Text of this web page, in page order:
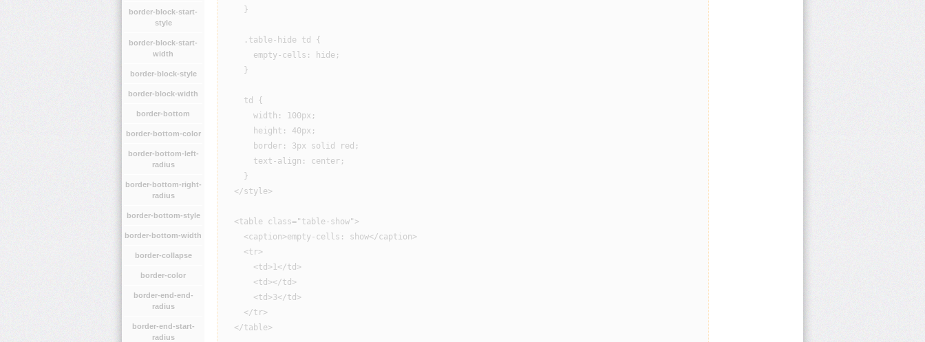
border-block-start-
style
border-block-start-
width
border-block-style
border-block-width
border-bottom
border-bottom-color
border-bottom-left-
radius
border-bottom-right-
radius
border-bottom-style
border-bottom-width
border-collapse
border-color
border-end-end-
radius
border-end-start-
radius
    }
    .table-hide td {
      empty-cells: hide;
    }
    td {
      width: 100px;
      height: 40px;
      border: 3px solid red;
      text-align: center;
    }
  </style>
  <table class="table-show">
    <caption>empty-cells: show</caption>
    <tr>
      <td>1</td>
      <td></td>
      <td>3</td>
    </tr>
  </table>